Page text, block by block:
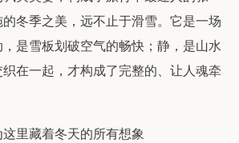
冬季之美，远不止于滑雪。它是一场
是雪板划破空气的畅快；静，是山水
在一起，才构成了完整的、让人魂牵
里藏着冬天的所有想象